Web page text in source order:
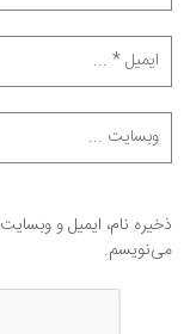
ذخیره نام، ایمیل و
می‌نویسم.